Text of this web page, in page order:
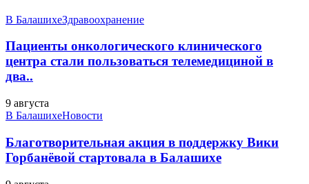
В БалашихеЗдравоохранение
Пациенты онкологического клинического
центра стали пользоваться телемедициной в
два..
9 августа
В БалашихеНовости
Благотворительная акция в поддержку Вики
Горбанёвой стартовала в Балашихе